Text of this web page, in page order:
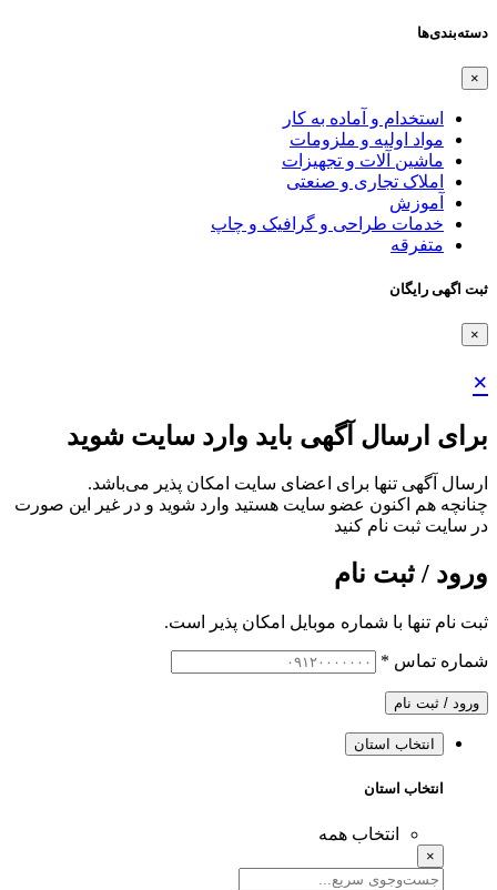
دسته‌بندی‌ها
×
استخدام و آماده به کار
مواد اولیه و ملزومات
ماشین آلات و تجهیزات
املاک تجاری و صنعتی
آموزش
خدمات طراحی و گرافیک و چاپ
متفرقه
ثبت اگهی رایگان
×
×
برای ارسال آگهی باید وارد سایت شوید
ارسال آگهی تنها برای اعضای سایت امکان پذیر می‌باشد.
چنانچه هم‌ اکنون عضو سایت هستید وارد شوید و در غیر این صورت
در سایت ثبت نام کنید
ورود / ثبت نام
ثبت نام تنها با شماره موبایل امکان پذیر است.
شماره تماس *
ورود / ثبت نام
انتخاب استان
انتخاب استان
انتخاب همه
×